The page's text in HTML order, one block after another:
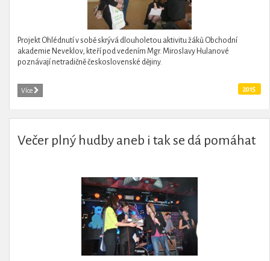
Projekt Ohlédnutí v sobě skrývá dlouholetou aktivitu žáků Obchodní
akademie Neveklov, kteří pod vedením Mgr. Miroslavy Hulanové
poznávají netradičně československé dějiny.
Více 2015
Večer plný hudby aneb i tak se dá pomáhat